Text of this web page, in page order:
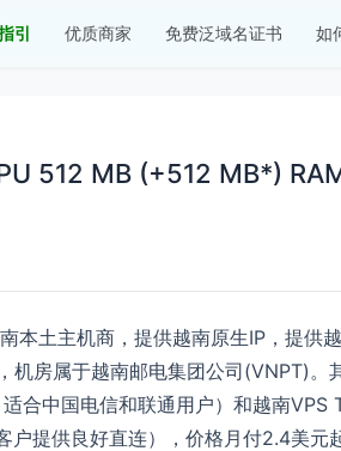
引 优质商家 免费泛域名证书 如
512 MB (+512 MB*)
本土主机商， 提供越南原生IP，提供
，机房属于越南邮电集团公司(VNPT)。
合中国电信和联通用户）和越南
户提供良好直连），价格月付2.4美